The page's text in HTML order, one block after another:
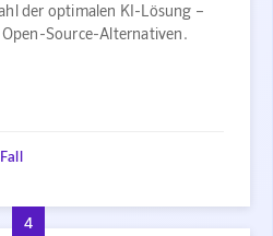
der optimalen KI-Lösung –
Source-Alternativen.
4